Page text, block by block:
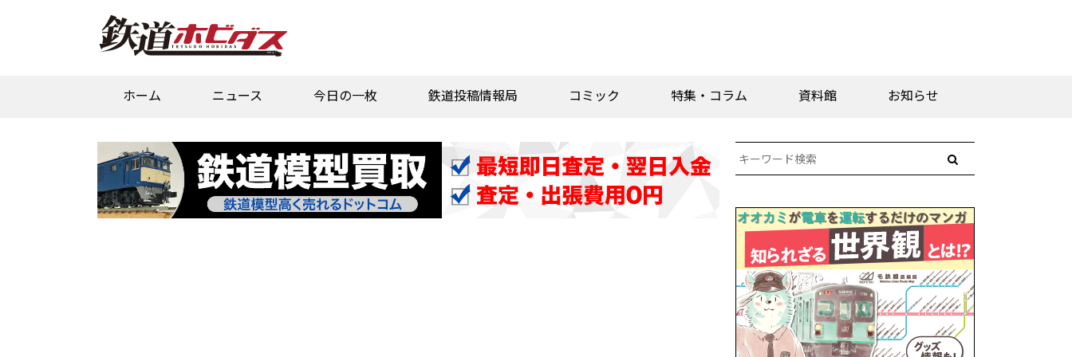
ホーム ニュース 今日の一枚 鉄道投稿情報局 コミック 特集・コラム 資料館 お知らせ